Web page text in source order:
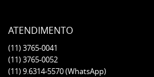
ATENDIMENTO
(11)3765-0041
(11)3765-0052
(11)9.6314-5570(WhatsApp)